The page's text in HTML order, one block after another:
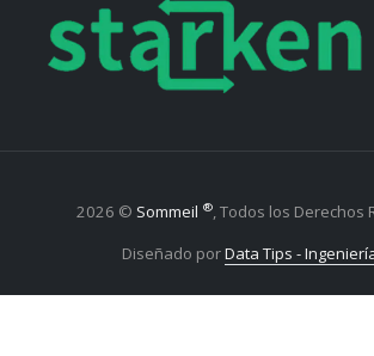
2026 © Sommeil ®, Todos los Derechos
Diseñado porData Tips -